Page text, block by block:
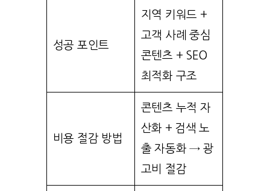
성공 포인트
지역 키워드 +
고객 사례 중심
콘텐츠 + SEO
최적화 구조
비용 절감 방법
콘텐츠 누적 자
산화 + 검색 노
출 자동화 → 광
고비 절감